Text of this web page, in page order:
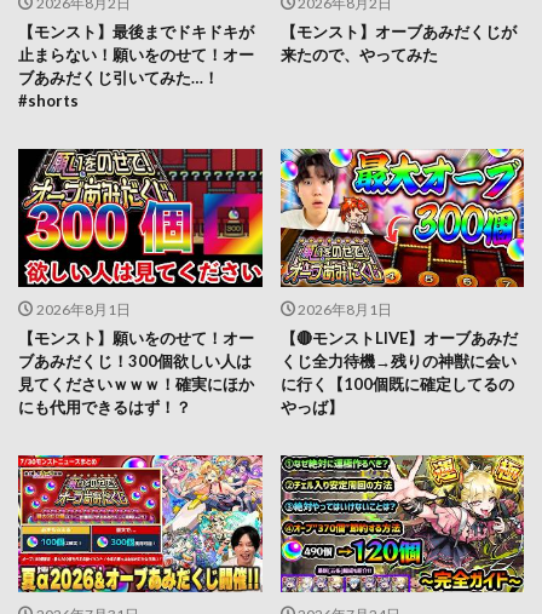
【モンスト】最後までドキドキが
止まらない！願いをのせて！オー
ブあみだくじ引いてみた…！
#shorts
【モンスト】オーブあみだくじが
来たので、やってみた
2026年8月1日
【モンスト】願いをのせて！オー
ブあみだくじ！300個欲しい人は
見てくださいｗｗｗ！確実にほか
にも代用できるはず！？
2026年8月1日
【🔴モンストLIVE】オーブあみだ
くじ全力待機→残りの神獣に会い
に行く【100個既に確定してるの
やっば】